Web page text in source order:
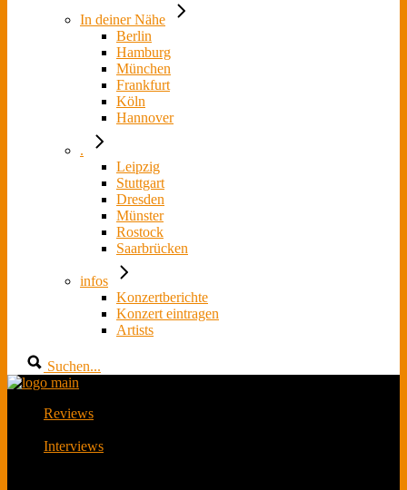
In deiner Nähe
Berlin
Hamburg
München
Frankfurt
Köln
Hannover
.
Leipzig
Stuttgart
Dresden
Münster
Rostock
Saarbrücken
infos
Konzertberichte
Konzert eintragen
Artists
Suchen...
Reviews
Interviews